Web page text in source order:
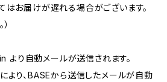
はお届けが遅れる場合がございます。
より自動メールが送信されます。
より、BASEから送信したメールが自動